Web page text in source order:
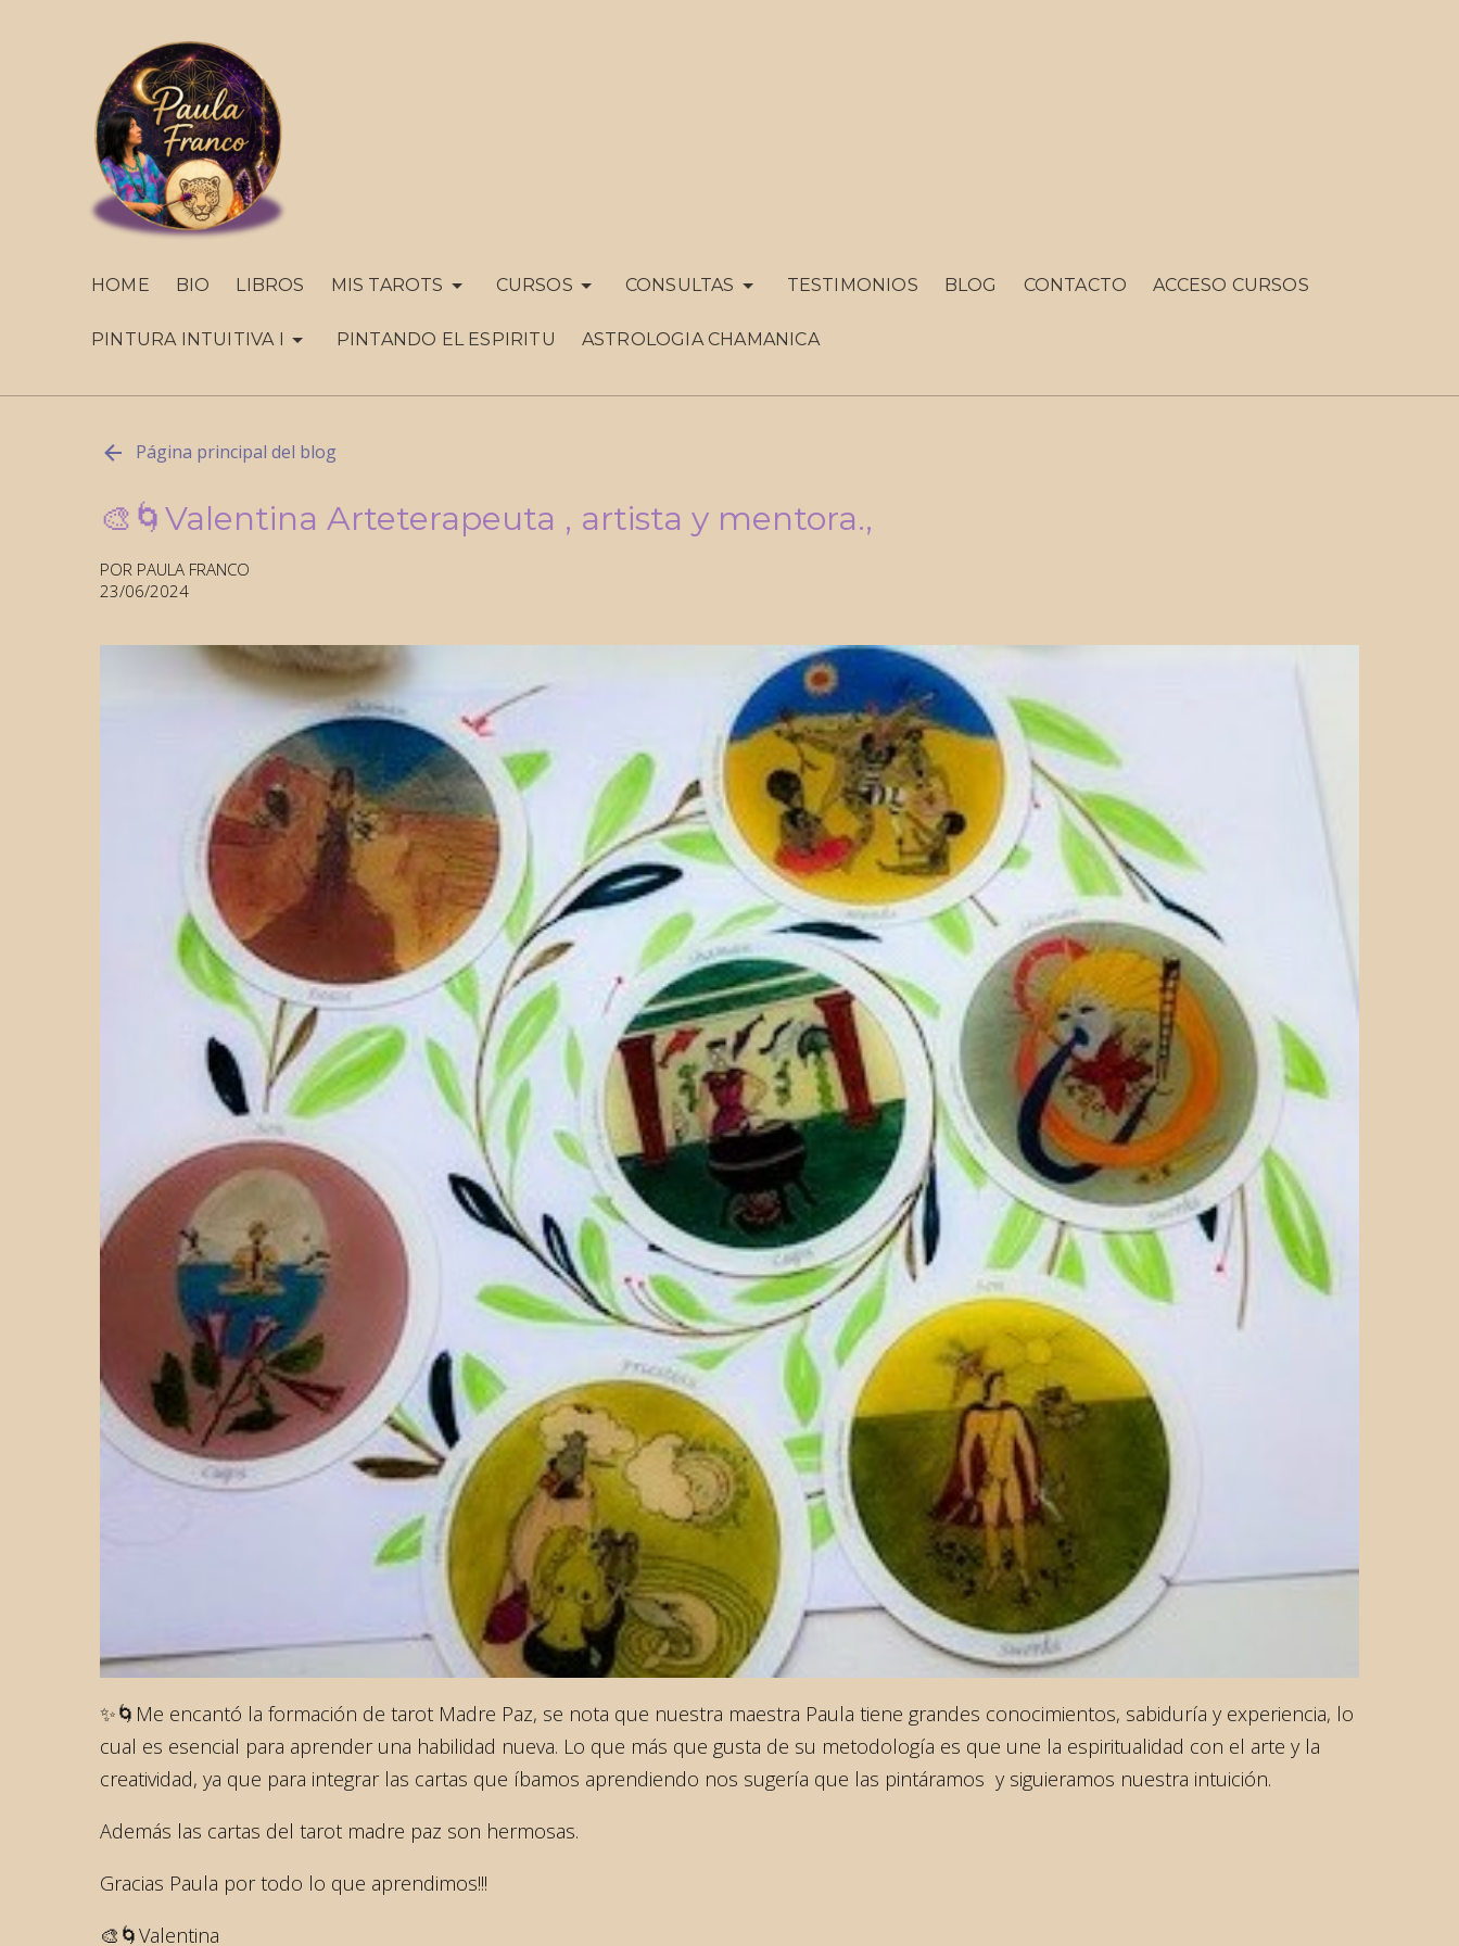
HOME BIO LIBROS MIS TAROTS CURSOS CONSULTAS TESTIMONIOS BLOG CONTACTO ACCESO CURSOS
PINTURA INTUITIVA I PINTANDO EL ESPIRITU ASTROLOGIA CHAMANICA
Página principal del blog
🎨🌀Valentina Arteterapeuta , artista y mentora.,
POR PAULA FRANCO
23/06/2024
✨🌀Me encantó la formación de tarot Madre Paz, se nota que nuestra maestra Paula tiene grandes conocimientos, sabiduría y experiencia, lo
cual es esencial para aprender una habilidad nueva. Lo que más que gusta de su metodología es que une la espiritualidad con el arte y la
creatividad, ya que para integrar las cartas que íbamos aprendiendo nos sugería que las pintáramos y siguieramos nuestra intuición.
Además las cartas del tarot madre paz son hermosas.
Gracias Paula por todo lo que aprendimos!!!
🎨🌀Valentina